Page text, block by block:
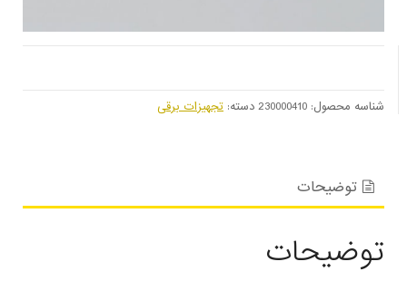
شناسه محصول: 230000410 دسته: تجهیزات برقی
توضیحات
توضیحات